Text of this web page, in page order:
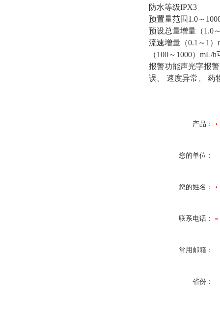
防水等级IPX3
预置量范围1.0～
预设总量增量（1.0
流速增量（0.1～1）
（100～1000）mL/
报警功能声光字报
误、 速度异常、 药
产品：
您的单位：
您的姓名：
联系电话：
常用邮箱：
省份：